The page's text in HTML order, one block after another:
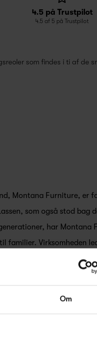
Om
4.5 på Trustpilot
4.5 af 5 på Trustpilot
som findes i ti af de
Montana Furniture, er
som også stod bag
har Montana
familier. Virksomheden
femte generation i
ORDRE